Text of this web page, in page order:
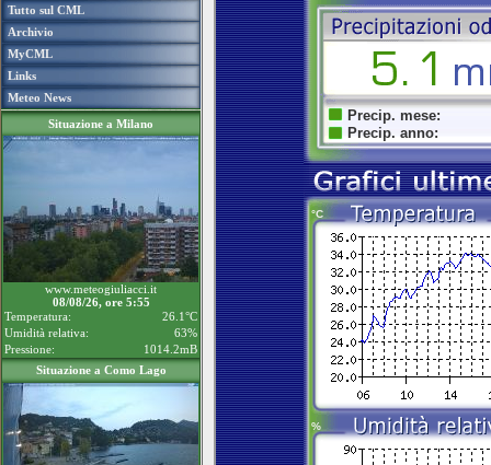
Tutto sul CML
Archivio
MyCML
Links
Meteo News
Situazione a Milano
www.meteogiuliacci.it
08/08/26, ore 5:55
Temperatura:
26.1°C
Umidità relativa:
63%
Pressione:
1014.2mB
Situazione a Como Lago